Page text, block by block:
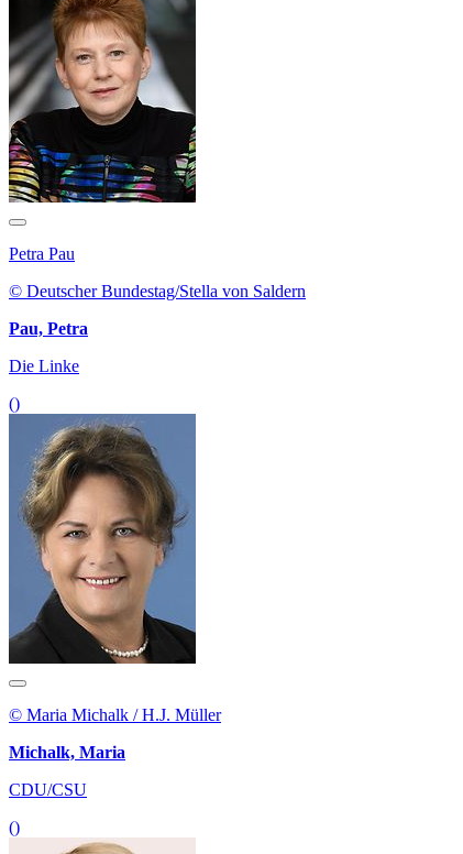
Petra Pau
© Deutscher Bundestag/Stella von Saldern
Pau, Petra
Die Linke
()
© Maria Michalk / H.J. Müller
Michalk, Maria
CDU/CSU
()